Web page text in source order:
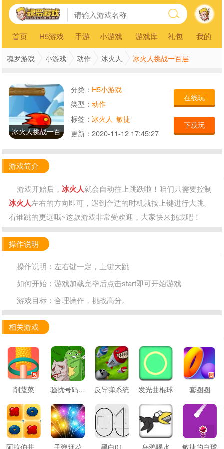
首页 H5游戏 手游 小游戏 游戏库 礼包 我的
魂罗游戏 小游戏 动作 冰火人 冰火人挑战一百层
冰火人挑战一百
分类： H5小游戏
类型： 动作
标签： 冰火人 敏捷
更新： 2020-11-12 17:45:27
在线玩
下载玩
游戏简介
游戏开始后， 冰火人就会自动往上跳跃啦！咱们只需要控制
冰火人左右的方向即可，遇到合适的时机就按上键进行大跳。
看谁跳的更远哦~这款游戏非常受欢迎，大家快来挑战吧！
操作说明
操作说明：左右键一定，上键大跳
如何开始：游戏加载完毕后点击start即可开始游戏
游戏目标：合理操作，挑战高分。
相关游戏
削蔬菜 骚扰号码大作战 反导弹系统 发光曲棍球 套圈圈
阿拉伯井字棋 子弹烟花 黑白01 乌鸦喝水 敏捷的白球